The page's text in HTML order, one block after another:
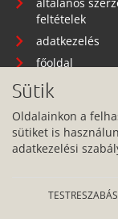
feltételek
adatkezelés
főoldal
Sütik
Oldalainkon a
sütiket is
adatkezelési
TESTRESZABÁS